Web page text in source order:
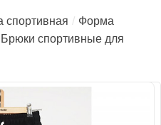
спортивная
Форма
Брюки спортивные для